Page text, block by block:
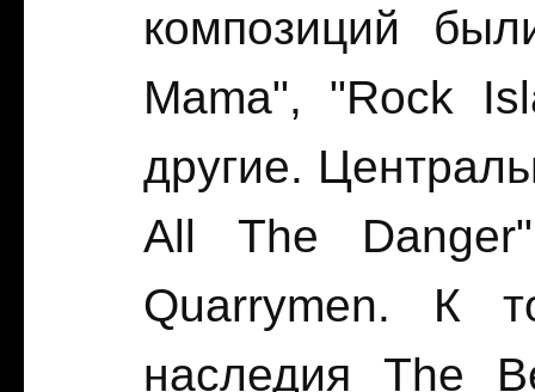
композиций
Mama", "Rock
другие.
All The
Quarrymen. К
наследия The